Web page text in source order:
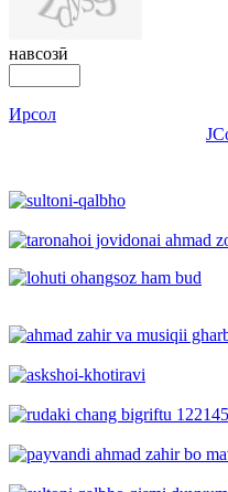
навсозӣ
Ирсол